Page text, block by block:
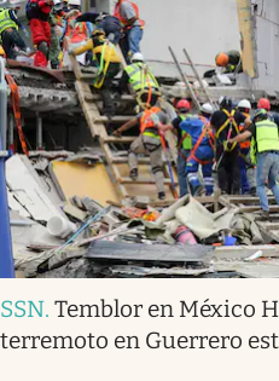
SSN. Temblor en México
terremoto en Guerrero